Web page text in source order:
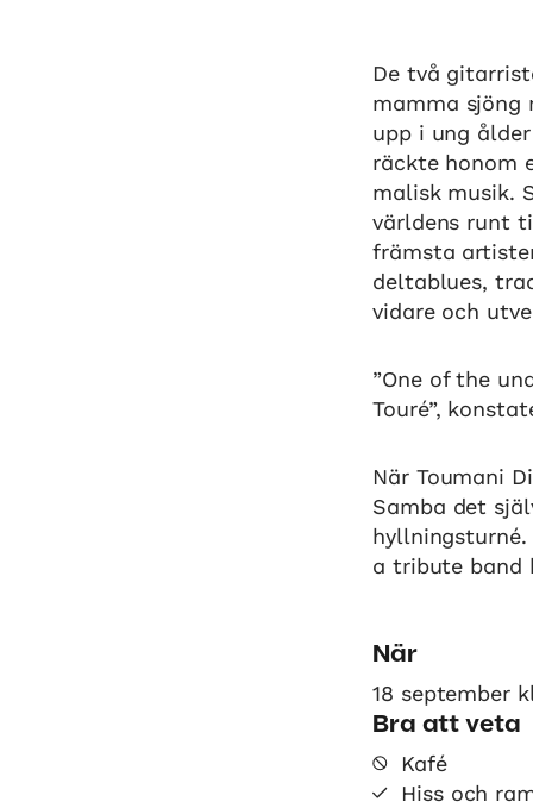
De två
mamma sjöng
upp i ung
räckte honom
malisk musik.
världens runt
främsta
deltablues,
vidare och
”One of the
Touré”,
När Toumani
Samba det
hyllningsturné.
a tribute band
När
18 september
Bra att veta
Kafé
Hiss och